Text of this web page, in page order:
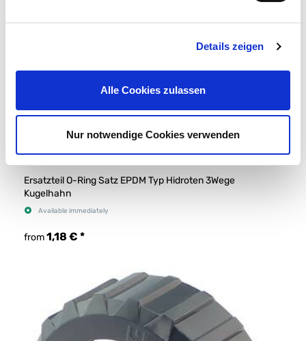
Details zeigen
Alle Cookies zulassen
Nur notwendige Cookies verwenden
Ersatzteil O-Ring Satz EPDM Typ Hidroten 3Wege
Kugelhahn
Available immediately
from1,18 € *